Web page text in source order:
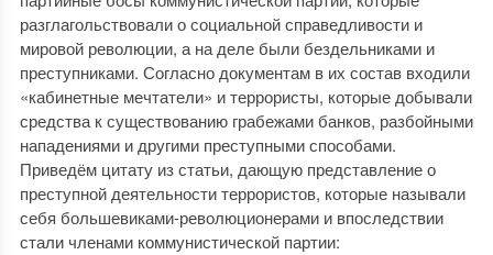
разглагольствовали о социальной справедливости и
мировой революции, а на деле были бездельниками и
преступниками. Согласно документам в их состав входили
«кабинетные мечтатели» и террористы, которые добывали
средства к существованию грабежами банков, разбойными
нападениями и другими преступными способами.
Приведём цитату из статьи, дающую представление о
преступной деятельности террористов, которые называли
себя большевиками-революционерами и впоследствии
стали членами коммунистической партии: